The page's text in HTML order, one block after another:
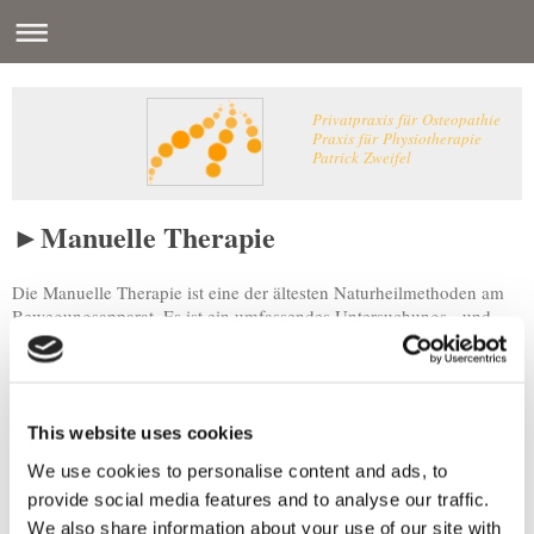
This website uses cookies
We use cookies to personalise content and ads, to
provide social media features and to analyse our traffic.
We also share information about your use of our site with
Privatpraxis für Osteopathie
Praxis für Physiotherapie
Patrick Zweifel
►Manuelle Therapie
Die Manuelle Therapie ist eine der ältesten Naturheilmethoden am
Bewegungsapparat. Es ist ein umfassendes Untersuchungs-, und
Behandlungskonzept, das speziell für Störungen von Nerven,
Muskeln und Gelenken entwickelt wurde. Der Therapeut mit dieser
►Mobilisationstechniken um Bewegungseinschränkungen an
Gelenken zu verbessern
►Stabilisationsübungen bzw. Medizinische Trainingstherapie
►spezielle Massage- und Dehntechniken zur Beseitigung von